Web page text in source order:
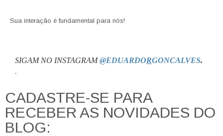
Sua interação é fundamental para nós!
SIGAM NO INSTAGRAM@EDUARDORGONCALVES.
.
CADASTRE-SE PARA
RECEBER AS NOVIDADES DO
BLOG: